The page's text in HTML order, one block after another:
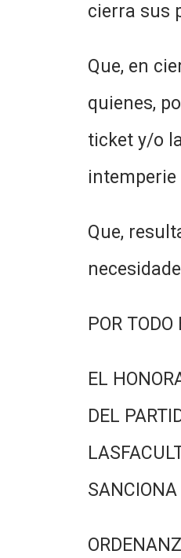
cierra sus
Que, en
quienes,
ticket y/o
Que,
POR TODO
EL
DEL